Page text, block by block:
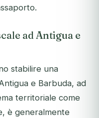
ad Antigua e
stabilire una
e Barbuda, ad
territoriale come
è generalmente